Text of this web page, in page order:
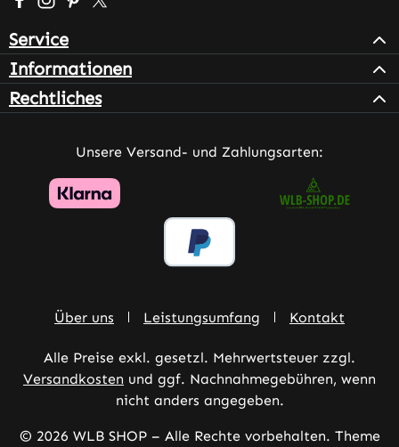
Service
Informationen
Rechtliches
Unsere Versand- und Zahlungsarten:
Über uns Leistungsumfang Kontakt
Alle Preise exkl. gesetzl. Mehrwertsteuer zzgl.
Versandkosten und ggf. Nachnahmegebühren, wenn
nicht anders angegeben.
© 2026 WLB SHOP – Alle Rechte vorbehalten. Theme